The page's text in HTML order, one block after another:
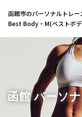
函館市のパーソナルトレー
Best Body・M(ベストボ
函館 パーソ